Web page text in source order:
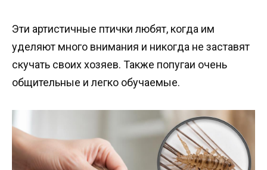
Эти артистичные птички любят, когда им
уделяют много внимания и никогда не заставят
скучать своих хозяев. Также попугаи очень
общительные и легко обучаемые.